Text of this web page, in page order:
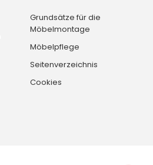
Grundsätze für die
Möbelmontage
Möbelpflege
Seitenverzeichnis
Cookies